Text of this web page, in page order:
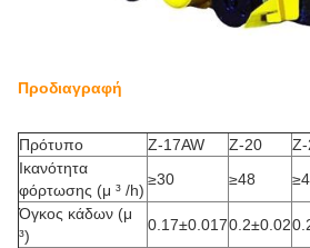
Προδιαγραφή
Πρότυπο Ζ-17AW Ζ-20 Ζ-
Ικανότητα
φόρτωσης (μ ³ /h)
≥30 ≥48
Όγκος κάδων (μ
³)
0.17±0.0170.2±0.02